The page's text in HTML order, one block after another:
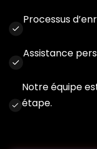
Processus
Assistance
Notre équipe
étape.